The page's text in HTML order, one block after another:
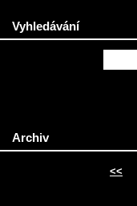
Vyhledávání
Archiv
<<